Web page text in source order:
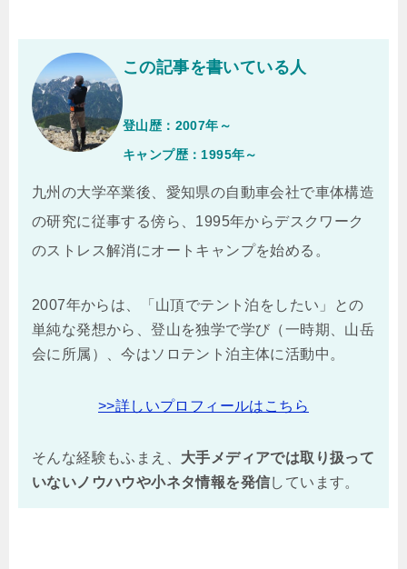
この記事を書いている人
登山歴：2007年～
キャンプ歴：1995年～
九州の大学卒業後、愛知県の自動車会社で車体構造
の研究に従事する傍ら、1995年からデスクワーク
のストレス解消にオートキャンプを始める。
2007年からは、「山頂でテント泊をしたい」との
単純な発想から、登山を独学で学び（一時期、山岳
会に所属）、今はソロテント泊主体に活動中。
>>詳しいプロフィールはこちら
そんな経験もふまえ、 大手メディアでは取り扱って
いないノウハウや小ネタ情報を発信しています。